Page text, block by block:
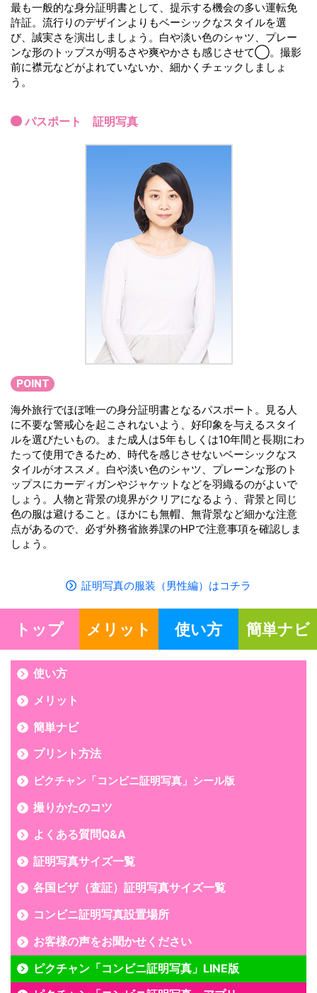
最も一般的な身分証明書として、提示する機会の多い運転免
許証。流行りのデザインよりもベーシックなスタイルを選
び、誠実さを演出しましょう。白や淡い色のシャツ、プレー
ンな形のトップスが明るさや爽やかさも感じさせて◯。撮影
前に襟元などがよれていないか、細かくチェックしましょ
う。
パスポート 証明写真
POINT
海外旅行でほぼ唯一の身分証明書となるパスポート。見る人
に不要な警戒心を起こされないよう、好印象を与えるスタイ
ルを選びたいもの。また成人は5年もしくは10年間と長期にわ
たって使用できるため、時代を感じさせないベーシックなス
タイルがオススメ。白や淡い色のシャツ、プレーンな形のト
ップスにカーディガンやジャケットなどを羽織るのがよいで
しょう。人物と背景の境界がクリアになるよう、背景と同じ
色の服は避けること。ほかにも無帽、無背景など細かな注意
点があるので、必ず外務省旅券課のHPで注意事項を確認しま
しょう。
証明写真の服装（男性編）はコチラ
トップ メリット 使い方 簡単ナビ
使い方
メリット
簡単ナビ
プリント方法
ピクチャン「コンビニ証明写真」シール版
撮りかたのコツ
よくある質問Q&A
証明写真サイズ一覧
各国ビザ（査証）証明写真サイズ一覧
コンビニ証明写真設置場所
お客様の声をお聞かせください
ピクチャン「コンビニ証明写真」LINE版